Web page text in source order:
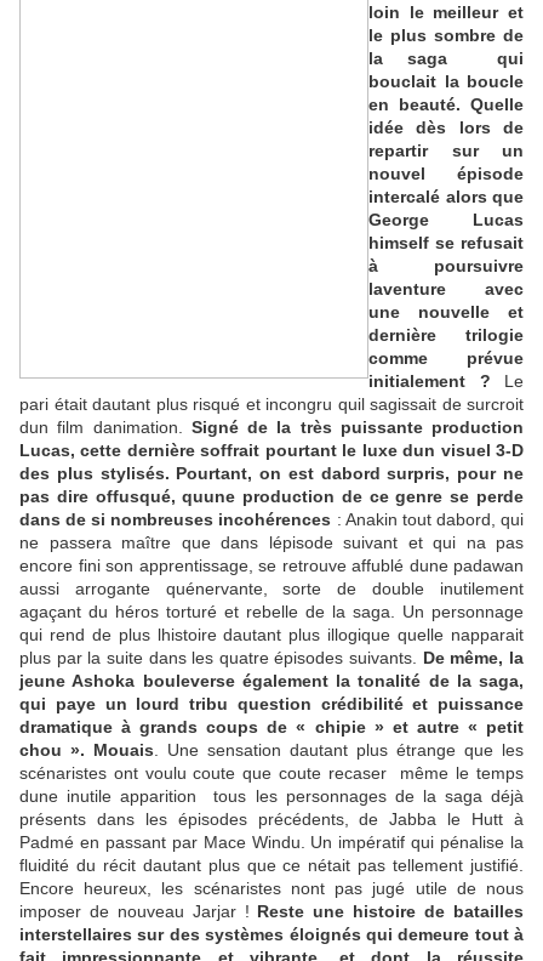
loin le meilleur et
le plus sombre de
la saga  qui
bouclait la boucle
en beauté. Quelle
idée dès lors de
repartir sur un
nouvel épisode
intercalé alors que
George Lucas
himself se refusait
à poursuivre
laventure avec
une nouvelle et
dernière trilogie
comme prévue
initialement ? Le
pari était dautant plus risqué et incongru quil sagissait de surcroit
dun film danimation. Signé de la très puissante production
Lucas, cette dernière soffrait pourtant le luxe dun visuel 3-D
des plus stylisés. Pourtant, on est dabord surpris, pour ne
pas dire offusqué, quune production de ce genre se perde
dans de si nombreuses incohérences : Anakin tout dabord, qui
ne passera maître que dans lépisode suivant et qui na pas
encore fini son apprentissage, se retrouve affublé dune padawan
aussi arrogante quénervante, sorte de double inutilement
agaçant du héros torturé et rebelle de la saga. Un personnage
qui rend de plus lhistoire dautant plus illogique quelle napparait
plus par la suite dans les quatre épisodes suivants. De même, la
jeune Ashoka bouleverse également la tonalité de la saga,
qui paye un lourd tribu question crédibilité et puissance
dramatique à grands coups de « chipie » et autre « petit
chou ». Mouais . Une sensation dautant plus étrange que les
scénaristes ont voulu coute que coute recaser  même le temps
dune inutile apparition  tous les personnages de la saga déjà
présents dans les épisodes précédents, de Jabba le Hutt à
Padmé en passant par Mace Windu. Un impératif qui pénalise la
fluidité du récit dautant plus que ce nétait pas tellement justifié.
Encore heureux, les scénaristes nont pas jugé utile de nous
imposer de nouveau Jarjar ! Reste une histoire de batailles
interstellaires sur des systèmes éloignés qui demeure tout à